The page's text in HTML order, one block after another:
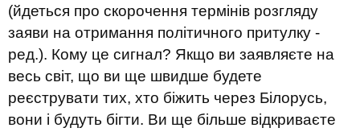
(йдеться про скорочення термінів розгляду
заяви на отримання політичного притулку -
ред.). Кому це сигнал? Якщо ви заявляєте на
весь світ, що ви ще швидше будете
реєструвати тих, хто біжить через Білорусь,
вони і будуть бігти. Ви ще більше відкриваєте